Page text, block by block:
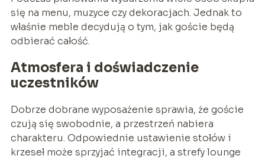
się na menu, muzyce czy dekoracjach. Jednak to
właśnie meble decydują o tym, jak goście będą
odbierać całość.
Atmosfera i doświadczenie
uczestników
Dobrze dobrane wyposażenie sprawia, że goście
czują się swobodnie, a przestrzeń nabiera
charakteru. Odpowiednie ustawienie stołów i
krzeseł może sprzyjać integracji, a strefy lounge